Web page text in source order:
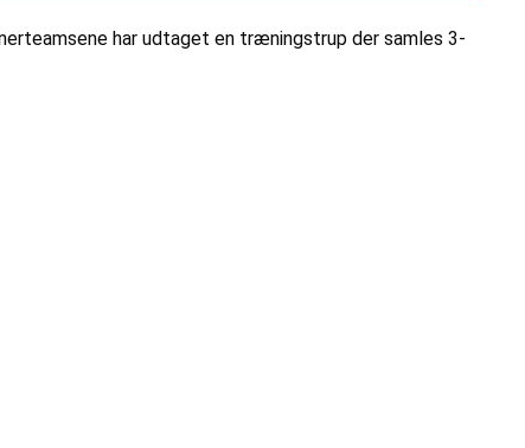
har udtaget en træningstrup der samles 3-